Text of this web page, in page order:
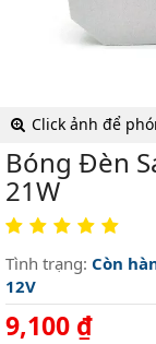
Click ảnh để
Bóng Đèn
21W
Tình trạng: Còn
12V
9,100 ₫